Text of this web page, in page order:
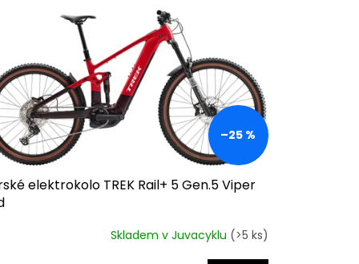
–25 %
elektrokolo TREK Rail+ 5 Gen.5 Viper
Skladem v Juvacyklu (>5 ks)